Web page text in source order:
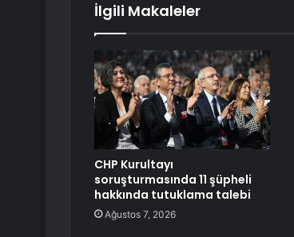
İlgili Makaleler
CHP Kurultayı
soruşturmasında 11 şüpheli
hakkında tutuklama talebi
Ağustos 7, 2026